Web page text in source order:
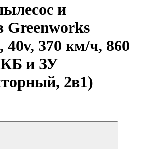
и
Greenworks
370 км/ч, 860
и ЗУ
2в1)